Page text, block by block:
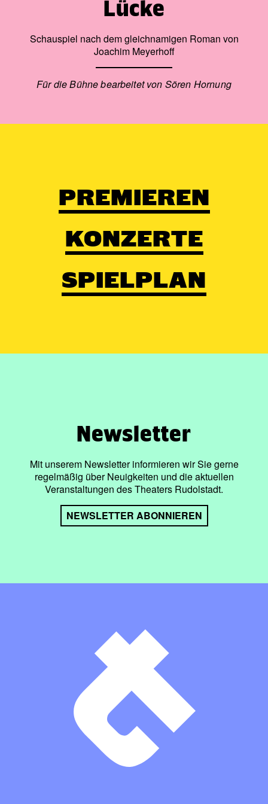
Lücke
Schauspiel nach dem gleichnamigen Roman von
Joachim Meyerhoff
Für die Bühne bearbeitet von Sören Hornung
PREMIEREN
KONZERTE
SPIELPLAN
Newsletter
Mit unserem Newsletter informieren wir Sie gerne
regelmäßig über Neuigkeiten und die aktuellen
Veranstaltungen des Theaters Rudolstadt.
NEWSLETTER ABONNIEREN